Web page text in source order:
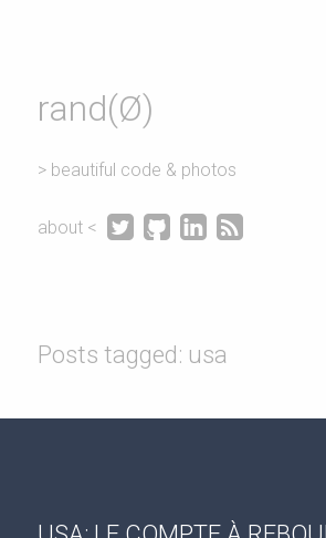
rand(Ø)
> beautiful code & photos
about <    
Posts tagged: usa